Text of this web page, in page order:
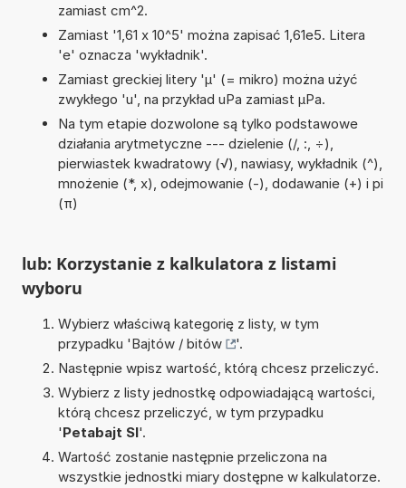
zamiast cm^2.
Zamiast '1,61 x 10^5' można zapisać 1,61e5. Litera
'e' oznacza 'wykładnik'.
Zamiast greckiej litery 'µ' (= mikro) można użyć
zwykłego 'u', na przykład uPa zamiast µPa.
Na tym etapie dozwolone są tylko podstawowe
działania arytmetyczne --- dzielenie (/, :, ÷),
pierwiastek kwadratowy (√), nawiasy, wykładnik (^),
mnożenie (*, x), odejmowanie (-), dodawanie (+) i pi
(π)
lub: Korzystanie z kalkulatora z listami
wyboru
Wybierz właściwą kategorię z listy, w tym
przypadku 'Bajtów / bitów
'.
Następnie wpisz wartość, którą chcesz przeliczyć.
Wybierz z listy jednostkę odpowiadającą wartości,
którą chcesz przeliczyć, w tym przypadku
'Petabajt SI'.
Wartość zostanie następnie przeliczona na
wszystkie jednostki miary dostępne w kalkulatorze.